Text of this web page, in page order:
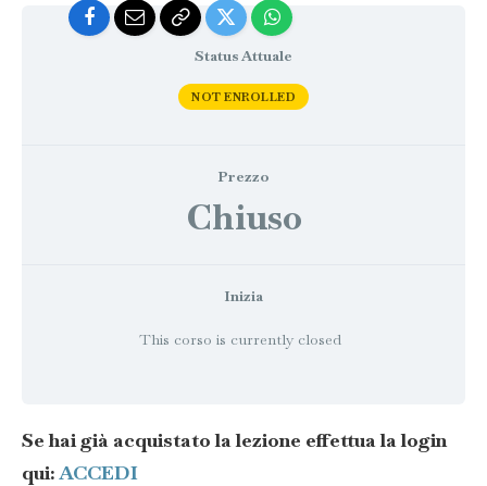
Status Attuale
NOT ENROLLED
Prezzo
Chiuso
Inizia
This corso is currently closed
Se hai già acquistato la lezione effettua la login
qui: ACCEDI